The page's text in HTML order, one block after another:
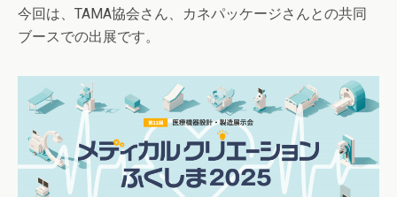
今回は、TAMA協会さん、カネパッケージさんとの共同
ブースでの出展です。